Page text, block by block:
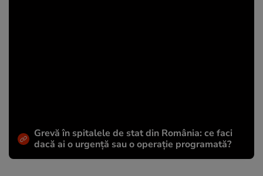
Grevă în spitalele de stat din România: ce faci
dacă ai o urgență sau o operație programată?